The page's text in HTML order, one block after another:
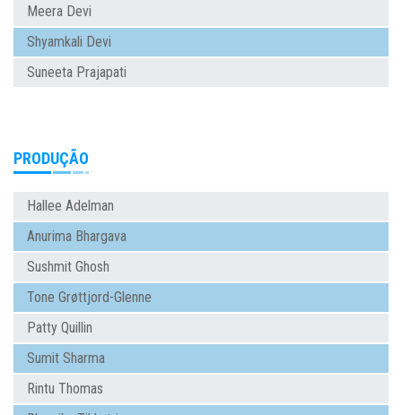
Meera Devi
Shyamkali Devi
Suneeta Prajapati
PRODUÇÃO
Hallee Adelman
Anurima Bhargava
Sushmit Ghosh
Tone Grøttjord-Glenne
Patty Quillin
Sumit Sharma
Rintu Thomas